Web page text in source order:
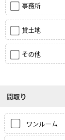
事務所
貸土地
その他
間取り
ワンルーム